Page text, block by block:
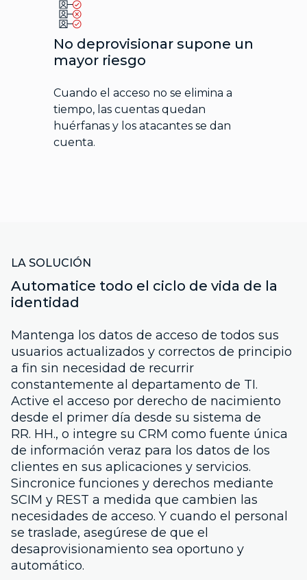
No deprovisionar supone un
mayor riesgo
Cuando el acceso no se elimina a
tiempo, las cuentas quedan
huérfanas y los atacantes se dan
cuenta.
LA SOLUCIÓN
Automatice todo el ciclo de vida de la
identidad
Mantenga los datos de acceso de todos sus
usuarios actualizados y correctos de principio
a fin sin necesidad de recurrir
constantemente al departamento de TI.
Active el acceso por derecho de nacimiento
desde el primer día desde su sistema de
RR. HH., o integre su CRM como fuente única
de información veraz para los datos de los
clientes en sus aplicaciones y servicios.
Sincronice funciones y derechos mediante
SCIM y REST a medida que cambien las
necesidades de acceso. Y cuando el personal
se traslade, asegúrese de que el
desaprovisionamiento sea oportuno y
automático.